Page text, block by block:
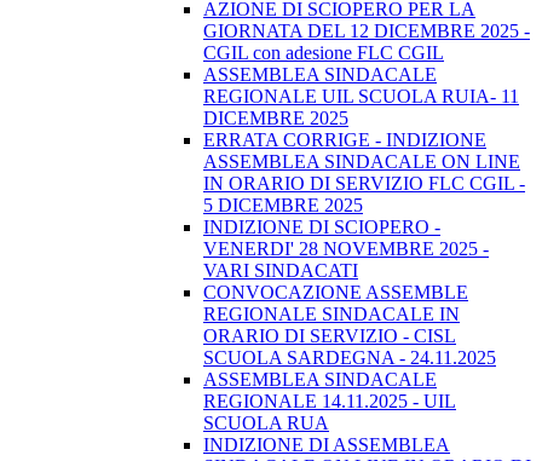
AZIONE DI SCIOPERO PER LA
GIORNATA DEL 12 DICEMBRE 2025 -
CGIL con adesione FLC CGIL
ASSEMBLEA SINDACALE
REGIONALE UIL SCUOLA RUIA- 11
DICEMBRE 2025
ERRATA CORRIGE - INDIZIONE
ASSEMBLEA SINDACALE ON LINE
IN ORARIO DI SERVIZIO FLC CGIL -
5 DICEMBRE 2025
INDIZIONE DI SCIOPERO -
VENERDI' 28 NOVEMBRE 2025 -
VARI SINDACATI
CONVOCAZIONE ASSEMBLE
REGIONALE SINDACALE IN
ORARIO DI SERVIZIO - CISL
SCUOLA SARDEGNA - 24.11.2025
ASSEMBLEA SINDACALE
REGIONALE 14.11.2025 - UIL
SCUOLA RUA
INDIZIONE DI ASSEMBLEA